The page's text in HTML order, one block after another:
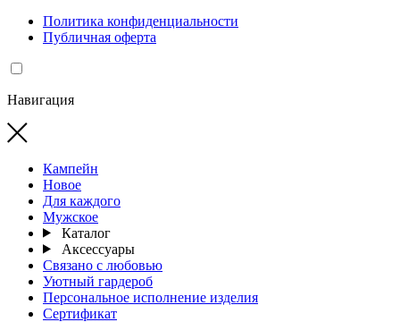
Политика конфиденциальности
Публичная оферта
Навигация
Кампейн
Новое
Для каждого
Мужское
Каталог
Аксессуары
Связано с любовью
Уютный гардероб
Персональное исполнение изделия
Сертификат